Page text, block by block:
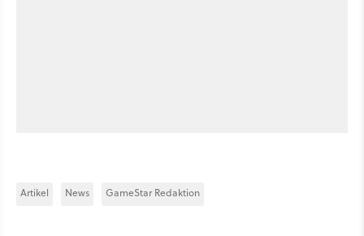
Artikel News GameStar Redaktion